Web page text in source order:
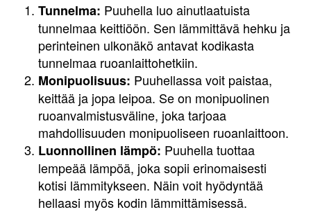
Tunnelma: Puuhella luo ainutlaatuista
tunnelmaa keittiöön. Sen lämmittävä hehku ja
perinteinen ulkonäkö antavat kodikasta
tunnelmaa ruoanlaittohetkiin.
Monipuolisuus: Puuhellassa voit paistaa,
keittää ja jopa leipoa. Se on monipuolinen
ruoanvalmistusväline, joka tarjoaa
mahdollisuuden monipuoliseen ruoanlaittoon.
Luonnollinen lämpö: Puuhella tuottaa
lempeää lämpöä, joka sopii erinomaisesti
kotisi lämmitykseen. Näin voit hyödyntää
hellaasi myös kodin lämmittämisessä.